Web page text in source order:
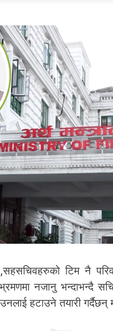
टिम नै
नजानु भन्दाभन्दै
हटाउने तयारी गर्दैछन्